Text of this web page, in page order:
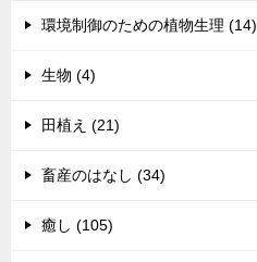
環境制御のための植物生理 (14)
生物 (4)
田植え (21)
畜産のはなし (34)
癒し (105)